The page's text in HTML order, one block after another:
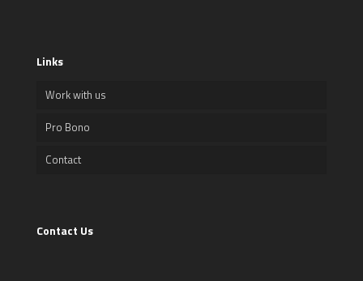
Links
Work with us
Pro Bono
Contact
Contact Us